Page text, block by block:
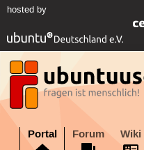
hosted by
Portal Forum Wiki